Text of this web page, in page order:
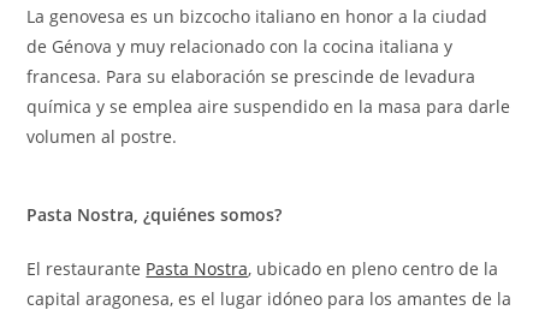
La genovesa es un bizcocho italiano en honor a la ciudad
de Génova y muy relacionado con la cocina italiana y
francesa. Para su elaboración se prescinde de levadura
química y se emplea aire suspendido en la masa para darle
volumen al postre.
Pasta Nostra, ¿quiénes somos?
El restaurante Pasta Nostra, ubicado en pleno centro de la
capital aragonesa, es el lugar idóneo para los amantes de la